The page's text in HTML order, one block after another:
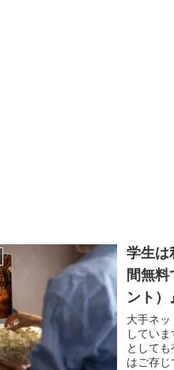
学生は
間無
ント
大手ネ
してい
として
はご存